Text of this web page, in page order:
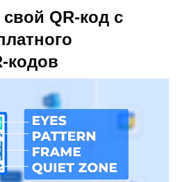
QR-код с
кодов